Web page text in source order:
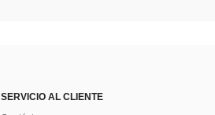
SERVICIO AL CLIENTE